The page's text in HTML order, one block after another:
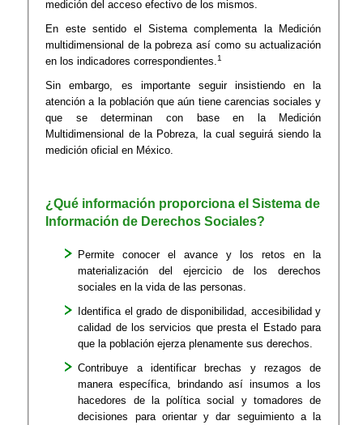
medición del acceso efectivo de los mismos.
En este sentido el Sistema complementa la Medición
multidimensional de la pobreza así como su actualización
en los indicadores correspondientes.1
Sin embargo, es importante seguir insistiendo en la
atención a la población que aún tiene carencias sociales y
que se determinan con base en la Medición
Multidimensional de la Pobreza, la cual seguirá siendo la
medición oficial en México.
¿Qué información proporciona el Sistema de
Información de Derechos Sociales?
Permite conocer el avance y los retos en la
materialización del ejercicio de los derechos
sociales en la vida de las personas.
Identifica el grado de disponibilidad, accesibilidad y
calidad de los servicios que presta el Estado para
que la población ejerza plenamente sus derechos.
Contribuye a identificar brechas y rezagos de
manera específica, brindando así insumos a los
hacedores de la política social y tomadores de
decisiones para orientar y dar seguimiento a la